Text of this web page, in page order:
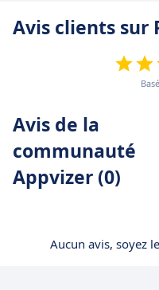
Avis clients sur
Avis de la
communauté
Appvizer (0)
Aucun avis, soyez